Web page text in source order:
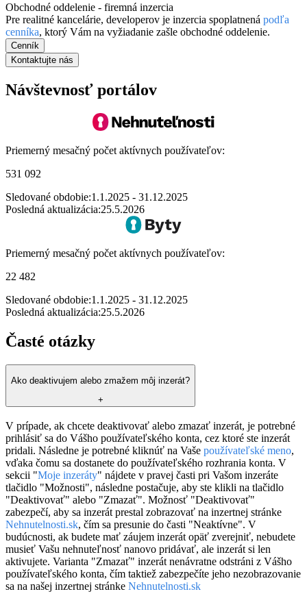
Obchodné oddelenie - firemná inzercia
Pre realitné kancelárie, developerov je inzercia spoplatnená podľa
cenníka, ktorý Vám na vyžiadanie zašle obchodné oddelenie.
Cenník
Kontaktujte nás
Návštevnosť portálov
Priemerný mesačný počet aktívnych používateľov:
531 092
Sledované obdobie:1.1.2025 - 31.12.2025
Posledná aktualizácia:25.5.2026
Priemerný mesačný počet aktívnych používateľov:
22 482
Sledované obdobie:1.1.2025 - 31.12.2025
Posledná aktualizácia:25.5.2026
Časté otázky
Ako deaktivujem alebo zmažem môj inzerát?
+
V prípade, ak chcete deaktivovať alebo zmazať inzerát, je potrebné
prihlásiť sa do Vášho používateľského konta, cez ktoré ste inzerát
pridali. Následne je potrebné kliknúť na Vaše používateľské meno,
vďaka čomu sa dostanete do používateľského rozhrania konta. V
sekcii "Moje inzeráty" nájdete v pravej časti pri Vašom inzeráte
tlačidlo "Možnosti", následne postačuje, aby ste klikli na tlačidlo
"Deaktivovať" alebo "Zmazať". Možnosť "Deaktivovať"
zabezpečí, aby sa inzerát prestal zobrazovať na inzertnej stránke
Nehnutelnosti.sk, čím sa presunie do časti "Neaktívne". V
budúcnosti, ak budete mať záujem inzerát opäť zverejniť, nebudete
musieť Vašu nehnuteľnosť nanovo pridávať, ale inzerát si len
aktivujete. Varianta "Zmazať" inzerát nenávratne odstráni z Vášho
používateľského konta, čím taktiež zabezpečíte jeho nezobrazovanie
sa na našej inzertnej stránke Nehnutelnosti.sk